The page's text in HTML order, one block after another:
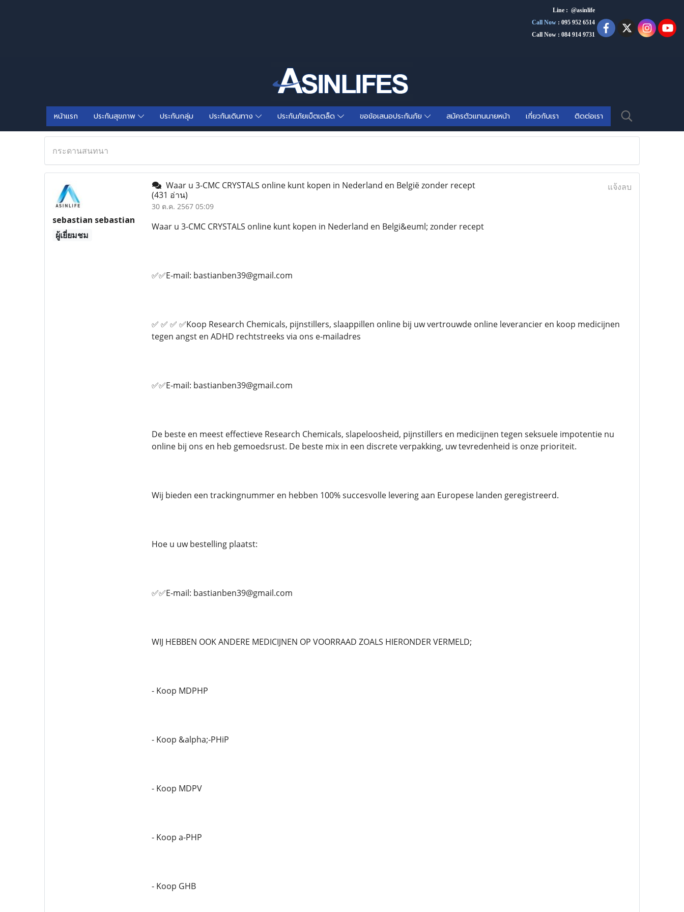
Line : @asinlife
Call Now : 095 952 6514
Call Now : 084 914 9731
หน้าแรก ประกันสุขภาพ ประกันกลุ่ม ประกันเดินทาง ประกันภัยเบ็ตเตล็ด ขอข้อเสนอประกันภัย สมัครตัวแทนนายหน้า เกี่ยวกับเรา ติดต่อเรา
กระดานสนทนา
sebastian sebastian
ผู้เยี่ยมชม
Waar u 3-CMC CRYSTALS online kunt kopen in Nederland en België zonder recept
(431 อ่าน)
30 ต.ค. 2567 05:09
แจ้งลบ
Waar u 3-CMC CRYSTALS online kunt kopen in Nederland en Belgi&euml; zonder recept
✅✅E-mail: bastianben39@gmail.com
✅ ✅ ✅ ✅Koop Research Chemicals, pijnstillers, slaappillen online bij uw vertrouwde online leverancier en koop medicijnen
tegen angst en ADHD rechtstreeks via ons e-mailadres
✅✅E-mail: bastianben39@gmail.com
De beste en meest effectieve Research Chemicals, slapeloosheid, pijnstillers en medicijnen tegen seksuele impotentie nu
online bij ons en heb gemoedsrust. De beste mix in een discrete verpakking, uw tevredenheid is onze prioriteit.
Wij bieden een trackingnummer en hebben 100% succesvolle levering aan Europese landen geregistreerd.
Hoe u uw bestelling plaatst:
✅✅E-mail: bastianben39@gmail.com
WIJ HEBBEN OOK ANDERE MEDICIJNEN OP VOORRAAD ZOALS HIERONDER VERMELD;
- Koop MDPHP
- Koop &alpha;-PHiP
- Koop MDPV
- Koop a-PHP
- Koop GHB